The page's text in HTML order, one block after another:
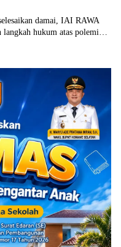
damai, IAI RAWA
hukum atas polemik